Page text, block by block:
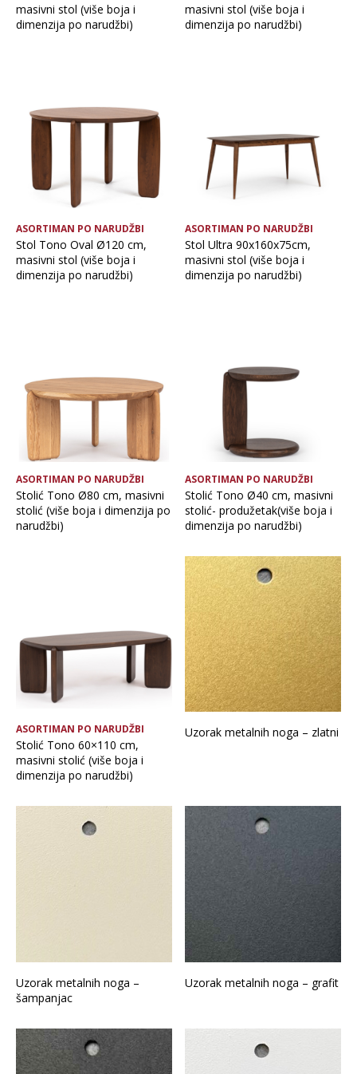
masivni stol (više boja i
dimenzija po narudžbi)
masivni stol (više boja i
dimenzija po narudžbi)
ASORTIMAN PO NARUDŽBI
Stol Tono Oval Ø120 cm,
masivni stol (više boja i
dimenzija po narudžbi)
ASORTIMAN PO NARUDŽBI
Stol Ultra 90x160x75cm,
masivni stol (više boja i
dimenzija po narudžbi)
ASORTIMAN PO NARUDŽBI
Stolić Tono Ø80 cm, masivni
stolić (više boja i dimenzija po
narudžbi)
ASORTIMAN PO NARUDŽBI
Stolić Tono Ø40 cm, masivni
stolić- produžetak(više boja i
dimenzija po narudžbi)
ASORTIMAN PO NARUDŽBI
Stolić Tono 60×110 cm,
masivni stolić (više boja i
dimenzija po narudžbi)
Uzorak metalnih noga – zlatni
Uzorak metalnih noga –
šampanjac
Uzorak metalnih noga – grafit